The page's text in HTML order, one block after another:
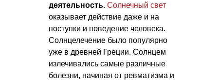
деятельность. Солнечный свет
оказывает действие даже и на
поступки и поведение человека.
Солнцелечение было популярно
уже в древней Греции. Солнцем
излечивались самые различные
болезни, начиная от ревматизма и